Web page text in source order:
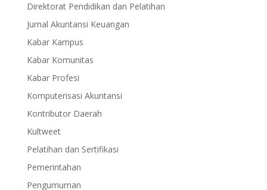
Direktorat Pendidikan dan Pelatihan
Jurnal Akuntansi Keuangan
Kabar Kampus
Kabar Komunitas
Kabar Profesi
Komputerisasi Akuntansi
Kontributor Daerah
Kultweet
Pelatihan dan Sertifikasi
Pemerintahan
Pengumuman